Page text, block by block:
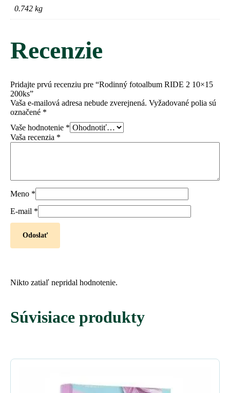
0.742 kg
Recenzie
Pridajte prvú recenziu pre “Rodinný fotoalbum RIDE 2 10×15
200ks”
Vaša e-mailová adresa nebude zverejnená. Vyžadované polia sú
označené *
Vaše hodnotenie *
Vaša recenzia *
Meno *
E-mail *
Nikto zatiaľ nepridal hodnotenie.
Súvisiace produkty